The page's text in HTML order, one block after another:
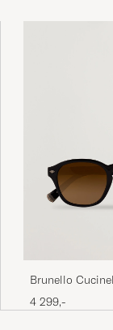
Brunello
Sunglasses Nero
4 299,-